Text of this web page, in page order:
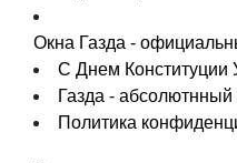
Окна Газда -
С Днем Конституции
Газда -
Политика